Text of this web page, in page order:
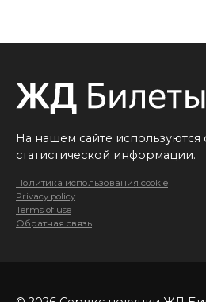
На нашем сайте используются
статистической информации.
Политика использования cookie
Privacy policy
Terms of use
Обратная связь